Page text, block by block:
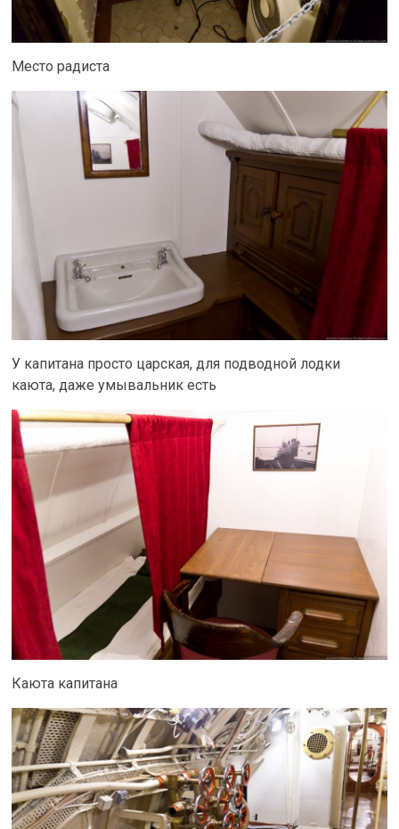
Место радиста
У капитана просто царская, для подводной лодки
каюта, даже умывальник есть
Каюта капитана